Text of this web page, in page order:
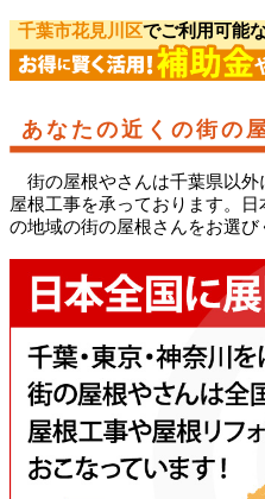
千葉市花見川区でご利用可能
あなたの近くの街の
街の屋根やさんは千葉県以
屋根工事を承っております。
の地域の街の屋根さんをお選び